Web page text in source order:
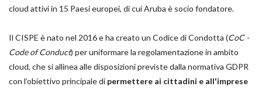
cloud attivi in 15 Paesi europei, di cui Aruba è socio fondatore.
Il CISPE è nato nel 2016 e ha creato un Codice di Condotta (CoC -
Code of Conduct) per uniformare la regolamentazione in ambito
cloud, che si allinea alle disposizioni previste dalla normativa GDPR
con l’obiettivo principale di permettere ai cittadini e all'imprese